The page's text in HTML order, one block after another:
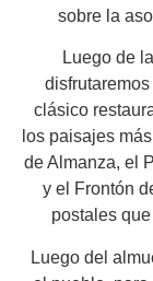
sobre la
Luego de
clásico
los paisajes
de Almanza, el
y el Frontón
postales
Luego del